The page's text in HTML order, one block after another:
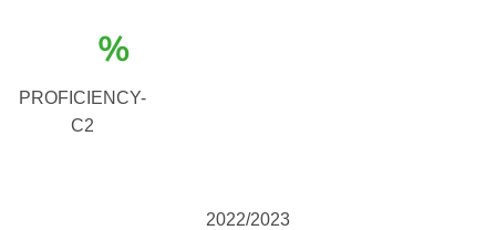
%
PROFICIENCY-
C2
2022/2023